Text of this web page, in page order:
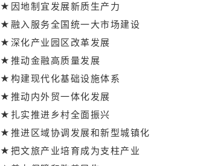
★因地制宜发展新质生产力
★融入服务全国统一大市场建设
★深化产业园区改革发展
★推动金融高质量发展
★构建现代化基础设施体系
★推动内外贸一体化发展
★扎实推进乡村全面振兴
★推进区域协调发展和新型城镇化
★把文旅产业培育成为支柱产业